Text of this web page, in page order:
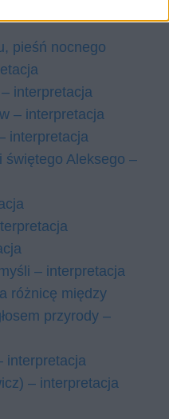
pieśń nocnego
interpretacja
– interpretacja
interpretacja
świętego Aleksego –
– interpretacja
różnicę między
przyrody –
interpretacja
– interpretacja